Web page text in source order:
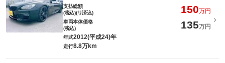
支払総額
(税込)(リ済込)
150万円
車両本体価格
(税込)
135万円
年式2012(平成24)年
走行8.8万km